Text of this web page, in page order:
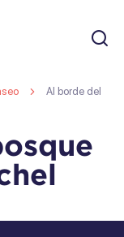
Al borde del